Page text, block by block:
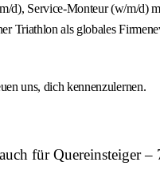
Service-Monteur (w/m/d)
Triathlon als globales
uns, dich kennenzulernen.
für Quereinsteiger